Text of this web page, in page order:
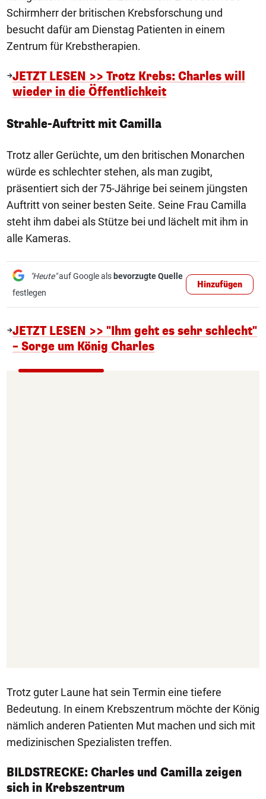
Schirmherr der britischen Krebsforschung und
besucht dafür am Dienstag Patienten in einem
Zentrum für Krebstherapien.
JETZT LESEN >> Trotz Krebs: Charles will
wieder in die Öffentlichkeit
Strahle-Auftritt mit Camilla
Trotz aller Gerüchte, um den britischen Monarchen
würde es schlechter stehen, als man zugibt,
präsentiert sich der 75-Jährige bei seinem jüngsten
Auftritt von seiner besten Seite. Seine Frau Camilla
steht ihm dabei als Stütze bei und lächelt mit ihm in
alle Kameras.
"Heute"auf Google als bevorzugte Quelle
festlegen
Hinzufügen
JETZT LESEN >> "Ihm geht es sehr schlecht"
– Sorge um König Charles
Trotz guter Laune hat sein Termin eine tiefere
Bedeutung. In einem Krebszentrum möchte der König
nämlich anderen Patienten Mut machen und sich mit
medizinischen Spezialisten treffen.
BILDSTRECKE: Charles und Camilla zeigen
sich in Krebszentrum
1/8